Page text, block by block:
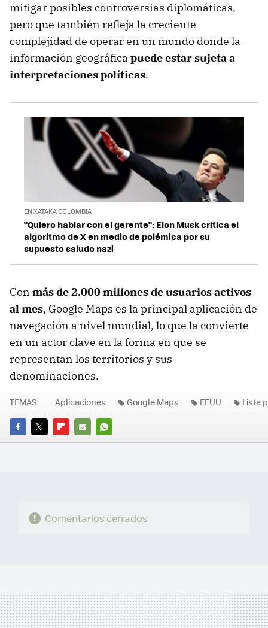
mitigar posibles controversias diplomáticas,
pero que también refleja la creciente
complejidad de operar en un mundo donde la
información geográfica puede estar sujeta a
interpretaciones políticas.
EN XATAKA COLOMBIA
"Quiero hablar con el gerente": Elon Musk crítica el
algoritmo de X en medio de polémica por su
supuesto saludo nazi
Con más de 2.000 millones de usuarios activos
al mes, Google Maps es la principal aplicación de
navegación a nivel mundial, lo que la convierte
en un actor clave en la forma en que se
representan los territorios y sus
denominaciones.
FACEBOOK
TWITTERFLIPBOARD
E-
WHATSAPP
TEMAS Aplicaciones Google Maps EEUU Lista
Comentarios cerrados